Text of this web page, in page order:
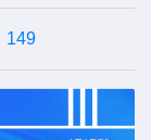
149